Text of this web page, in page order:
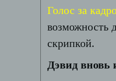
Голос за
возможность
скрипкой.
Дэвид вновь